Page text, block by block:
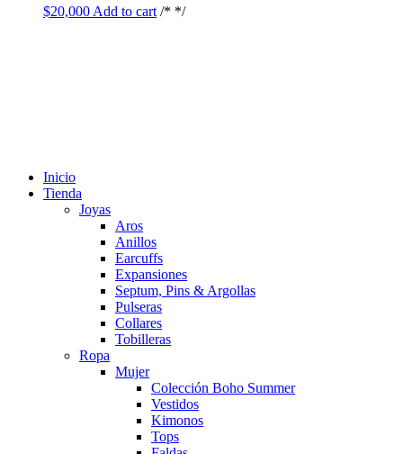
$20,000 Add to cart /* */
Inicio
Tienda
Joyas
Aros
Anillos
Earcuffs
Expansiones
Septum, Pins & Argollas
Pulseras
Collares
Tobilleras
Ropa
Mujer
Colección Boho Summer
Vestidos
Kimonos
Tops